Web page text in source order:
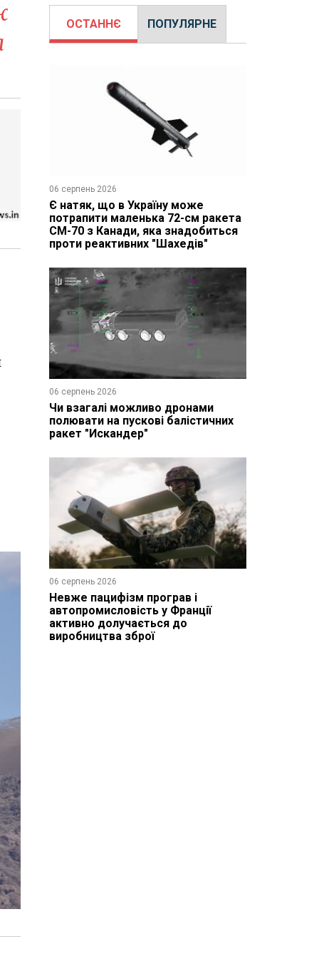
ОСТАННЄ ПОПУЛЯРНЕ
06 серпень 2026
Є натяк, що в Україну може
потрапити маленька 72-см ракета
CM-70 з Канади, яка знадобиться
проти реактивних "Шахедів"
06 серпень 2026
Чи взагалі можливо дронами
полювати на пускові балістичних
ракет "Искандер"
06 серпень 2026
Невже пацифізм програв і
автопромисловість у Франції
активно долучається до
виробництва зброї